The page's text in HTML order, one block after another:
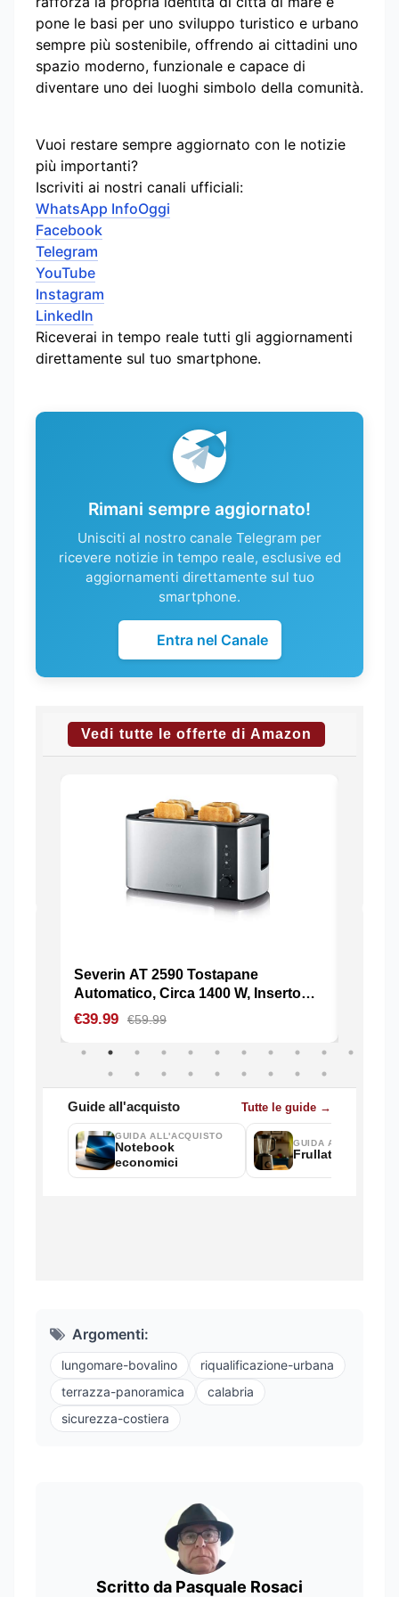
pone le basi per uno sviluppo turistico e urbano
sempre più sostenibile, offrendo ai cittadini uno
spazio moderno, funzionale e capace di
diventare uno dei luoghi simbolo della comunità.
Vuoi restare sempre aggiornato con le notizie
più importanti?
Iscriviti ai nostri canali ufficiali:
WhatsApp InfoOggi
Facebook
Telegram
YouTube
Instagram
LinkedIn
Riceverai in tempo reale tutti gli aggiornamenti
direttamente sul tuo smartphone.
Rimani sempre aggiornato!
Unisciti al nostro canale Telegram per
ricevere notizie in tempo reale, esclusive ed
aggiornamenti direttamente sul tuo
smartphone.
Entra nel Canale
Argomenti:
lungomare-bovalino
riqualificazione-urbana
terrazza-panoramica
calabria
sicurezza-costiera
Scritto da Pasquale Rosaci